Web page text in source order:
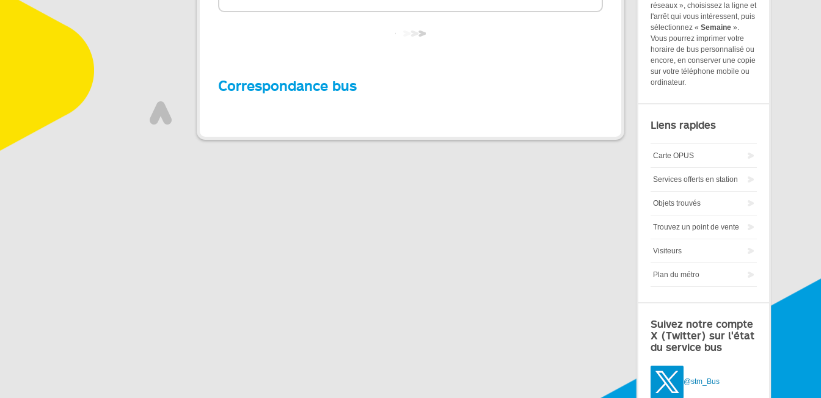
Correspondance bus
réseaux », choisissez la ligne et
l'arrêt qui vous intéressent, puis
sélectionnez « Semaine ».
Vous pourrez imprimer votre
horaire de bus personnalisé ou
encore, en conserver une copie
sur votre téléphone mobile ou
ordinateur.
Liens rapides
Carte OPUS
Services offerts en station
Objets trouvés
Trouvez un point de vente
Visiteurs
Plan du métro
Suivez notre compte
X (Twitter) sur l'état
du service bus
@stm_Bus